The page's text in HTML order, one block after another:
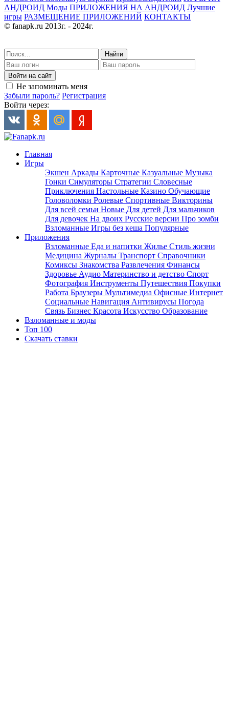
АНДРОИД Моды ПРИЛОЖЕНИЯ НА АНДРОИД Лучшие
игры РАЗМЕЩЕНИЕ ПРИЛОЖЕНИЙ КОНТАКТЫ
© fanapk.ru 2013г. - 2024г.
Найти
Войти на сайт
Не запоминать меня
Забыли пароль? Регистрация
Войти через:
Главная
Игры
Экшен Аркады Карточные Казуальные Музыка
Гонки Симуляторы Стратегии Словесные
Приключения Настольные Казино Обучающие
Головоломки Ролевые Спортивные Викторины
Для всей семьи Новые Для детей Для мальчиков
Для девочек На двоих Русские версии Про зомби
Взломанные Игры без кеша Популярные
Приложения
Взломанные Еда и напитки Жилье Стиль жизни
Медицина Журналы Транспорт Справочники
Комиксы Знакомства Развлечения Финансы
Здоровье Аудио Материнство и детство Спорт
Фотография Инструменты Путешествия Покупки
Работа Браузеры Мультимедиа Офисные Интернет
Социальные Навигация Антивирусы Погода
Связь Бизнес Красота Искусство Образование
Взломанные и моды
Топ 100
Скачать ставки